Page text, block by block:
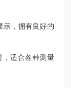
示，拥有良好的
，适合各种测量